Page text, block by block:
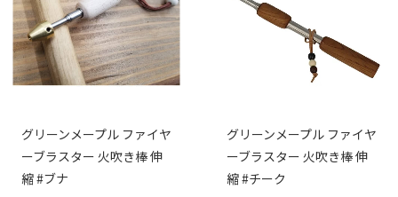
グリーンメープル ファイヤ
ーブラスター 火吹き棒 伸
縮 #ブナ
グリーンメープル ファイヤ
ーブラスター 火吹き棒 伸
縮 #チーク